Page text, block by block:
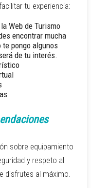
tu experiencia:
Web de Turismo
encontrar mucha
pongo algunos
de tu interés.
sobre equipamiento
y respeto al
disfrutes al máximo.